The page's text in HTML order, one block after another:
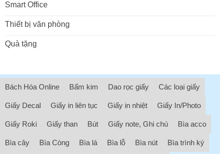
Smart Office
Thiết bị văn phòng
Quà tặng
Bách Hóa Online Bấm kim Dao rọc giấy Các loại giấy
Giấy Decal Giấy in liên tục Giấy in nhiệt Giấy In/Photo
Giấy Roki Giấy than Bút Giấy note, Ghi chú Bìa acco
Bìa cây Bìa Còng Bìa lá Bìa lỗ Bìa nút Bìa trình ký